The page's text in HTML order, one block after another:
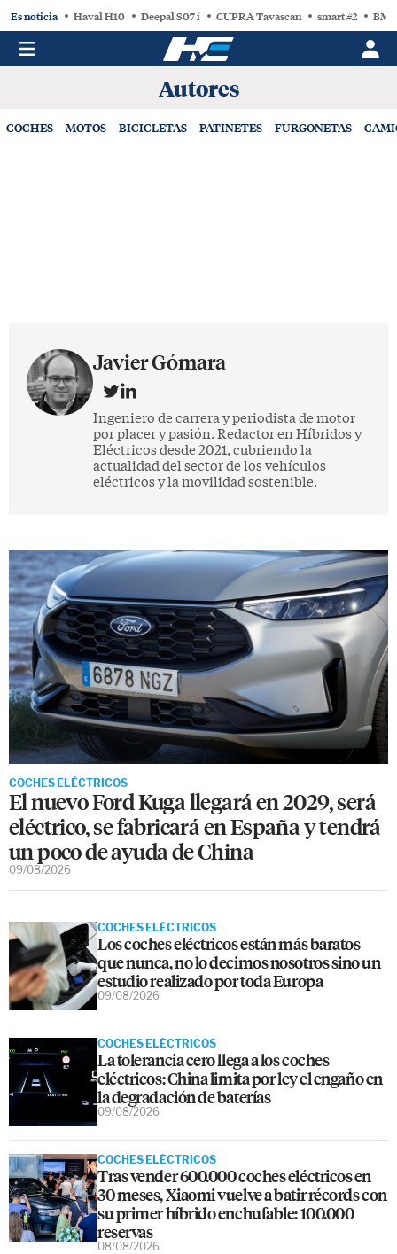
Es noticia Haval H10 Deepal S07 i CUPRA Tavascan smart #2
Autores
COCHES MOTOS BICICLETAS PATINETES FURGONETAS
Javier Gómara
Ingeniero de carrera y periodista de motor
por placer y pasión. Redactor en Híbridos y
Eléctricos desde 2021, cubriendo la
actualidad del sector de los vehículos
eléctricos y la movilidad sostenible.
COCHES ELÉCTRICOS
El nuevo Ford Kuga llegará en 2029, será
eléctrico, se fabricará en España y tendrá
un poco de ayuda de China
09/08/2026
COCHES ELÉCTRICOS
Los coches eléctricos están más baratos
que nunca, no lo decimos nosotros sino un
estudio realizado por toda Europa
09/08/2026
COCHES ELÉCTRICOS
La tolerancia cero llega a los coches
eléctricos: China limita por ley el engaño en
la degradación de baterías
09/08/2026
COCHES ELÉCTRICOS
Tras vender 600.000 coches eléctricos en
30 meses, Xiaomi vuelve a batir récords con
su primer híbrido enchufable: 100.000
reservas
08/08/2026